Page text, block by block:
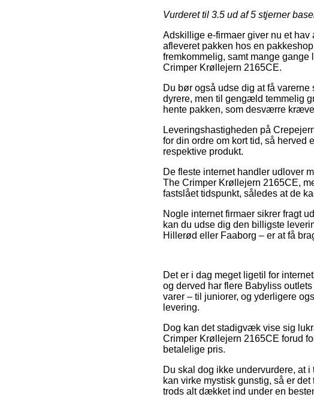
Vurderet til 3.5 ud af 5 stjerner
Adskillige e-firmaer giver nu et hav
afleveret pakken hos en
fremkommelig, samt mange
Crimper Krøllejern 2165CE.
Du bør også udse dig at få
dyrere, men til gengæld temmelig
hente pakken, som desværre
Leveringshastigheden på
for din ordre om kort tid, så herved
respektive produkt.
De fleste internet handler udlover
The Crimper Krøllejern 2165CE,
fastslået tidspunkt, således at de
Nogle internet firmaer sikrer fragt
kan du udse dig den billigste
Hillerød eller Faaborg – er at få
Det er i dag meget ligetil for
og derved har flere Babyliss
varer – til juniorer, og yderligere
levering.
Dog kan det stadigvæk vise sig
Crimper Krøllejern 2165CE forud
betalelige pris.
Du skal dog ikke undervurdere, at
kan virke mystisk gunstig, så er
trods alt dækket ind under en